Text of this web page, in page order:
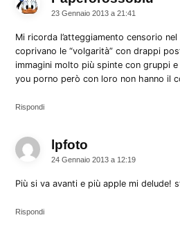
23 Gennaio 2013 a 21:41
Mi ricorda l’atteggiamento censorio
coprivano le “volgarità” con drappi
immagini molto più spinte con gruppi
you porno però con loro non hanno il
Rispondi
lpfoto
24 Gennaio 2013 a 12:19
Più si va avanti e più apple mi delude!
Rispondi